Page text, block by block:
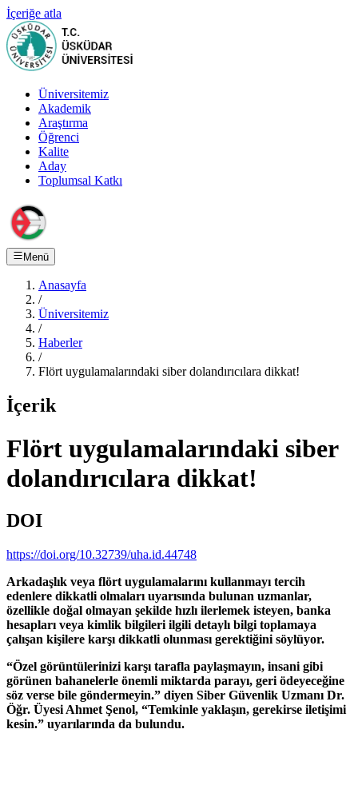
İçeriğe atla
Üniversitemiz
Akademik
Araştırma
Öğrenci
Kalite
Aday
Toplumsal Katkı
Menü
Anasayfa
/
Üniversitemiz
/
Haberler
/
Flört uygulamalarındaki siber dolandırıcılara dikkat!
İçerik
Flört uygulamalarındaki siber
dolandırıcılara dikkat!
DOI
https://doi.org/10.32739/uha.id.44748
Arkadaşlık veya flört uygulamalarını kullanmayı tercih
edenlere dikkatli olmaları uyarısında bulunan uzmanlar,
özellikle doğal olmayan şekilde hızlı ilerlemek isteyen, banka
hesapları veya kimlik bilgileri ilgili detaylı bilgi toplamaya
çalışan kişilere karşı dikkatli olunması gerektiğini söylüyor.
“Özel görüntülerinizi karşı tarafla paylaşmayın, insani gibi
görünen bahanelerle önemli miktarda parayı, geri ödeyeceğine
söz verse bile göndermeyin.” diyen Siber Güvenlik Uzmanı Dr.
Öğr. Üyesi Ahmet Şenol, “Temkinle yaklaşın, gerekirse iletişimi
kesin.” uyarılarında da bulundu.